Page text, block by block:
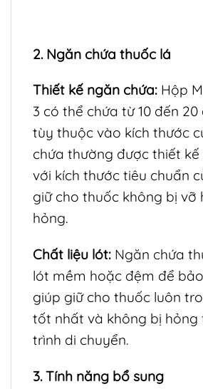
2. Ngăn chứa thuốc lá
Thiết kế ngăn chứa: Hộp
3 có thể chứa từ 10 đến
tùy thuộc vào kích thước
chứa thường được thiết kế
với kích thước tiêu chuẩn
giữ cho thuốc không bị vỡ
hỏng.
Chất liệu lót: Ngăn chứa
lót mềm hoặc đệm để
giúp giữ cho thuốc luôn
tốt nhất và không bị hỏng
trình di chuyển.
3. Tính năng bổ sung